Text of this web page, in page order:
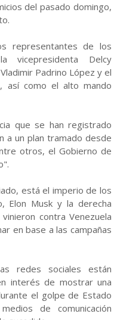
del pasado domingo,
representantes de los
vicepresidenta Delcy
Padrino López y el
así como el alto mando
que se han registrado
a un plan tramado desde
otros, el Gobierno de
está el imperio de los
Elon Musk y la derecha
contra Venezuela
en base a las campañas
redes sociales están
interés de mostrar una
el golpe de Estado
de comunicación